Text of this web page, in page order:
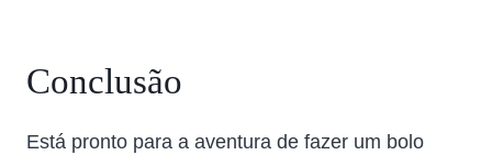
Conclusão
Está pronto para a aventura de fazer um bolo